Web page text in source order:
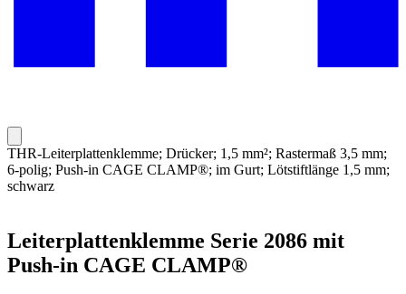
THR-Leiterplattenklemme; Drücker; 1,5 mm²; Rastermaß 3,5 mm;
6-polig; Push-in CAGE CLAMP®; im Gurt; Lötstiftlänge 1,5 mm;
schwarz
Leiterplattenklemme Serie 2086 mit
Push-in CAGE CLAMP®